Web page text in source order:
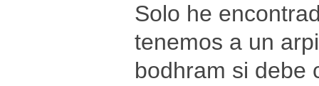
Solo he
tenemos a un
bodhram si debe